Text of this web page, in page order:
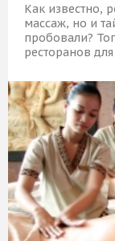
Как известно,
массаж, но и
пробовали?
ресторанов для
9 089 Р